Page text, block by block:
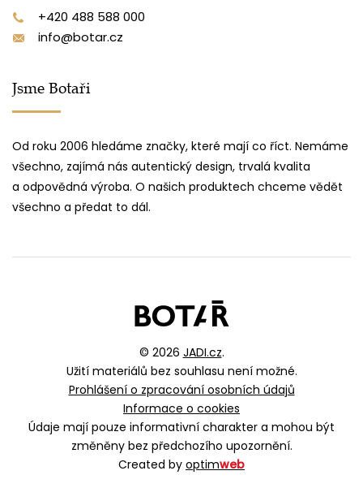
+420 488 588 000
info@botar.cz
Jsme Botaři
Od roku 2006 hledáme značky, které mají co říct. Nemáme
všechno, zajímá nás autentický design, trvalá kvalita
a odpovědná výroba. O našich produktech chceme vědět
všechno a předat to dál.
© 2026 JADI.cz.
Užití materiálů bez souhlasu není možné.
Prohlášení o zpracování osobních údajů
Informace o cookies
Údaje mají pouze informativní charakter a mohou být
změněny bez předchozího upozornění.
Created by optimweb